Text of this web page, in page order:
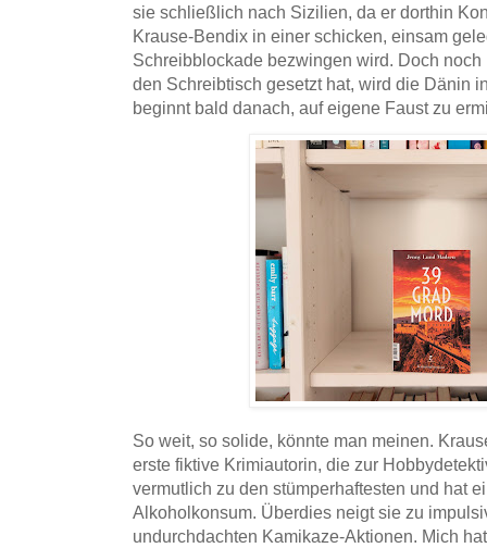
sie schließlich nach Sizilien, da er dorthin
Krause-Bendix in einer schicken, einsam
Schreibblockade bezwingen wird. Doch
den Schreibtisch gesetzt hat, wird die Dänin
beginnt bald danach, auf eigene Faust zu
So weit, so solide, könnte man meinen.
erste fiktive Krimiautorin, die zur
vermutlich zu den stümperhaftesten und hat
Alkoholkonsum. Überdies neigt sie zu
undurchdachten Kamikaze-Aktionen. Mich